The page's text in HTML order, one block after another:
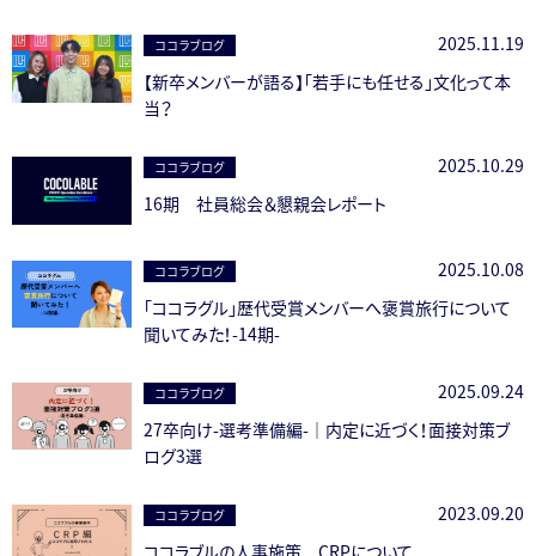
ココラブログ
2025.11.19
【新卒メンバーが語る】「若手にも任せる」文化って本
当？
ココラブログ
2025.10.29
16期 社員総会＆懇親会レポート
ココラブログ
2025.10.08
「ココラグル」歴代受賞メンバーへ褒賞旅行について
聞いてみた！-14期-
ココラブログ
2025.09.24
27卒向け-選考準備編-｜内定に近づく！面接対策ブ
ログ3選
ココラブログ
2023.09.20
ココラブルの人事施策 CRPについて